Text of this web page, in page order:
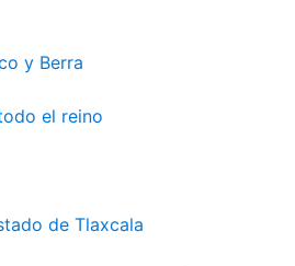
y Berra
el reino
de Tlaxcala